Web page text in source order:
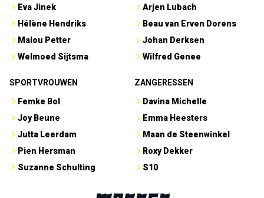
Eva Jinek
Hélène Hendriks
Malou Petter
Welmoed Sijtsma
Arjen Lubach
Beau van Erven Dorens
Johan Derksen
Wilfred Genee
SPORTVROUWEN
Femke Bol
Joy Beune
Jutta Leerdam
Pien Hersman
Suzanne Schulting
ZANGERESSEN
Davina Michelle
Emma Heesters
Maan de Steenwinkel
Roxy Dekker
S10